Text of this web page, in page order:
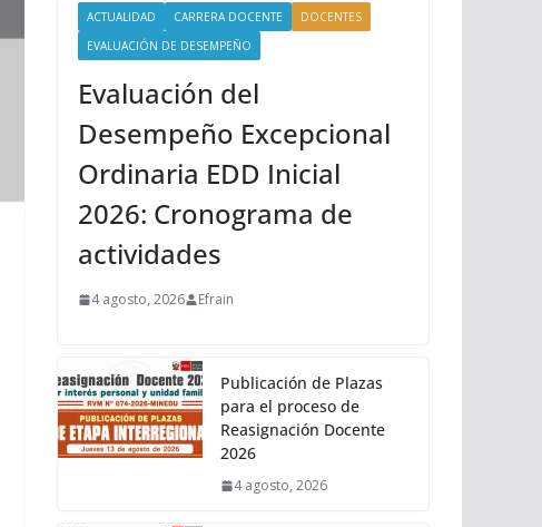
ACTUALIDAD CARRERA DOCENTE
DOCENTES
EVALUACIÓN DE DESEMPEÑO
Evaluación del
Desempeño Excepcional
Ordinaria EDD Inicial
2026: Cronograma de
actividades
4 agosto, 2026 Efrain
Publicación de Plazas
para el proceso de
Reasignación Docente
2026
4 agosto, 2026